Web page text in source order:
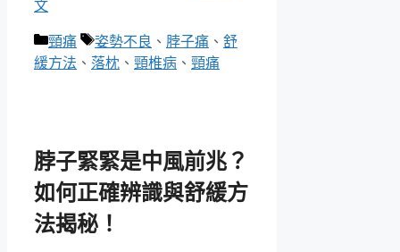
文
分
類
頸痛
標
籤
姿勢不良 、 脖子痛 、 舒
緩方法 、 落枕 、 頸椎病 、 頸痛
脖子緊緊是中風前兆？
如何正確辨識與舒緩方
法揭秘！